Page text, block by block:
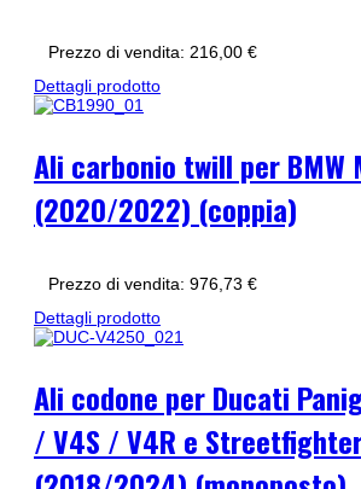
Prezzo di vendita: 216,00 €
Dettagli prodotto
Ali carbonio twill per BMW
(2020/2022) (coppia)
Prezzo di vendita: 976,73 €
Dettagli prodotto
Ali codone per Ducati
/ V4S / V4R e